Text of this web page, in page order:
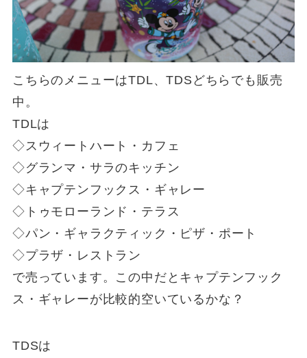
こちらのメニューはTDL、TDSどちらでも販売
中。
TDLは
◇スウィートハート・カフェ
◇グランマ・サラのキッチン
◇キャプテンフックス・ギャレー
◇トゥモローランド・テラス
◇パン・ギャラクティック・ピザ・ポート
◇プラザ・レストラン
で売っています。この中だとキャプテンフック
ス・ギャレーが比較的空いているかな？
TDSは